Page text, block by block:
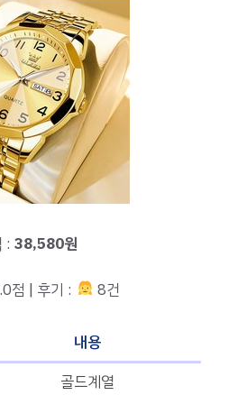
: 38,580원
점 | 후기 : 8건
내용
골드계열